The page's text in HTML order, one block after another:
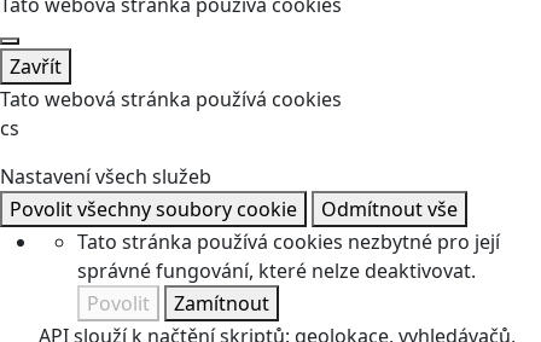
Zavřít
Tato webová stránka používá cookies
cs
Nastavení všech služeb
Povolit všechny soubory cookie
Odmítnout vše
Tato stránka používá cookies nezbytné pro její
správné fungování, které nelze deaktivovat.
Povolit
Zamítnout
API slouží k načtění skriptů: geolokace, vyhledávačů,